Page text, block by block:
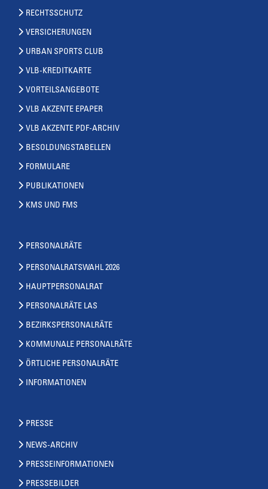
RECHTSSCHUTZ
VERSICHERUNGEN
URBAN SPORTS CLUB
VLB-KREDITKARTE
VORTEILSANGEBOTE
VLB AKZENTE EPAPER
VLB AKZENTE PDF-ARCHIV
BESOLDUNGSTABELLEN
FORMULARE
PUBLIKATIONEN
KMS UND FMS
PERSONALRÄTE
PERSONALRATSWAHL 2026
HAUPTPERSONALRAT
PERSONALRÄTE LAS
BEZIRKSPERSONALRÄTE
KOMMUNALE PERSONALRÄTE
ÖRTLICHE PERSONALRÄTE
INFORMATIONEN
PRESSE
NEWS-ARCHIV
PRESSEINFORMATIONEN
PRESSEBILDER